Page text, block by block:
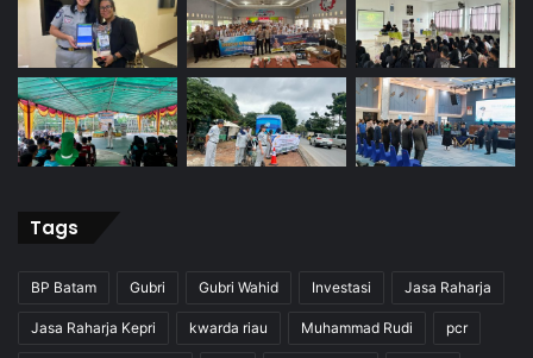
Tags
BP Batam Gubri Gubri Wahid Investasi Jasa Raharja
Jasa Raharja Kepri kwarda riau Muhammad Rudi pcr